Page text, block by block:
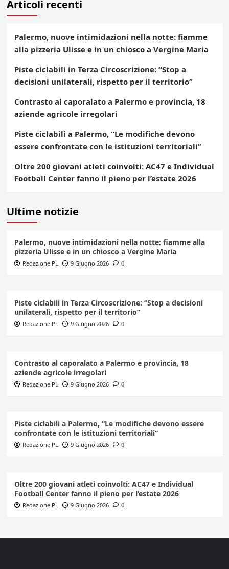
Articoli recenti
Palermo, nuove intimidazioni nella notte: fiamme
alla pizzeria Ulisse e in un chiosco a Vergine Maria
Piste ciclabili in Terza Circoscrizione: “Stop a
decisioni unilaterali, rispetto per il territorio”
Contrasto al caporalato a Palermo e provincia, 18
aziende agricole irregolari
Piste ciclabili a Palermo, “Le modifiche devono
essere confrontate con le istituzioni territoriali”
Oltre 200 giovani atleti coinvolti: AC47 e Individual
Football Center fanno il pieno per l’estate 2026
Ultime notizie
Palermo, nuove intimidazioni nella notte: fiamme alla
pizzeria Ulisse e in un chiosco a Vergine Maria
Redazione PL 9 Giugno 2026 0
Piste ciclabili in Terza Circoscrizione: “Stop a decisioni
unilaterali, rispetto per il territorio”
Redazione PL 9 Giugno 2026 0
Contrasto al caporalato a Palermo e provincia, 18
aziende agricole irregolari
Redazione PL 9 Giugno 2026 0
Piste ciclabili a Palermo, “Le modifiche devono essere
confrontate con le istituzioni territoriali”
Redazione PL 9 Giugno 2026 0
Oltre 200 giovani atleti coinvolti: AC47 e Individual
Football Center fanno il pieno per l’estate 2026
Redazione PL 9 Giugno 2026 0